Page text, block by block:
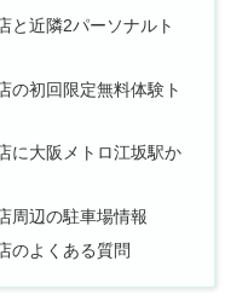
と近隣2パーソナルト
の初回限定無料体験ト
に大阪メトロ江坂駅か
周辺の駐車場情報
のよくある質問